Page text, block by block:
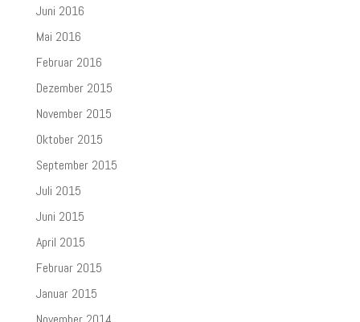
Juni 2016
Mai 2016
Februar 2016
Dezember 2015
November 2015
Oktober 2015
September 2015
Juli 2015
Juni 2015
April 2015
Februar 2015
Januar 2015